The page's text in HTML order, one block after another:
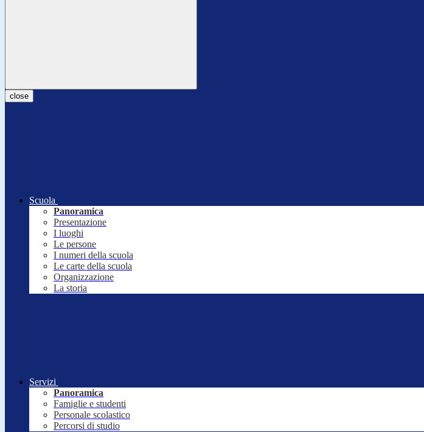
close
Scuola
Panoramica
Presentazione
I luoghi
Le persone
I numeri della scuola
Le carte della scuola
Organizzazione
La storia
Servizi
Panoramica
Famiglie e studenti
Personale scolastico
Percorsi di studio